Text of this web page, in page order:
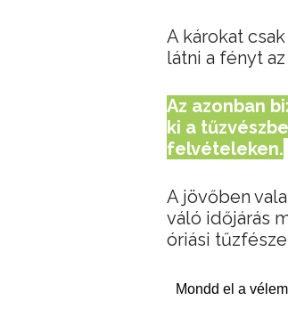
A károkat
látni a fényt
Az azonban
ki a
felvételeken.
A jövőben
váló időjárás
óriási
Mondd el a